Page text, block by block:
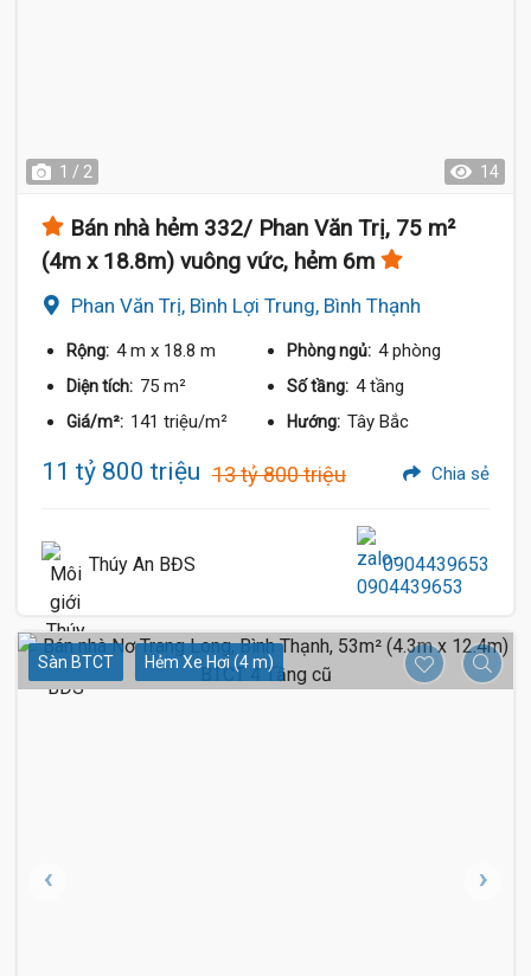
1 / 2 14
Bán nhà hẻm 332/ Phan Văn Trị, 75 m²
(4m x 18.8m) vuông vức, hẻm 6m
Phan Văn Trị, Bình Lợi Trung, Bình Thạnh
Rộng: 4 m x 18.8 m Phòng ngủ: 4 phòng
Diện tích: 75 m² Số tầng: 4 tầng
Giá/m²: 141 triệu/m² Hướng: Tây Bắc
11 tỷ 800 triệu 13 tỷ 800 triệu Chia sẻ
Thúy An BĐS 0904439653
Sàn BTCT Hẻm Xe Hơi (4 m)